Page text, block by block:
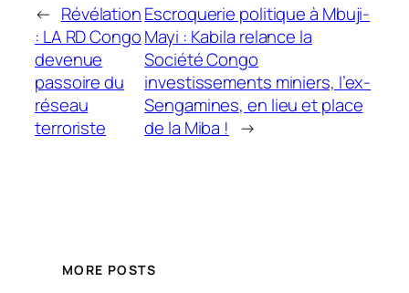
← Révélation
: LA RD Congo
devenue
passoire du
réseau
terroriste
Escroquerie politique à Mbuji-
Mayi : Kabila relance la
Société Congo
investissements miniers, l’ex-
Sengamines, en lieu et place
de la Miba ! →
MORE POSTS